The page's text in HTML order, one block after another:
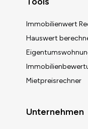
Immobilienwert
Hauswert
Mietpreisrechner
Unternehmen